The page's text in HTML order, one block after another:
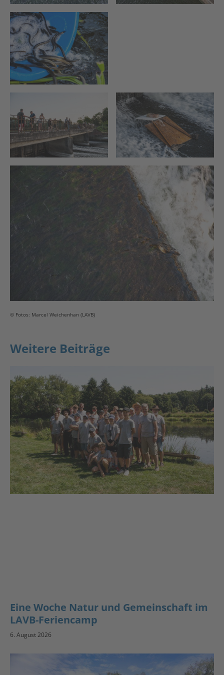
© Fotos: Marcel Weichenhan (LAVB)
Weitere Beiträge
Eine Woche Natur und Gemeinschaft im
LAVB-Feriencamp
6. August 2026